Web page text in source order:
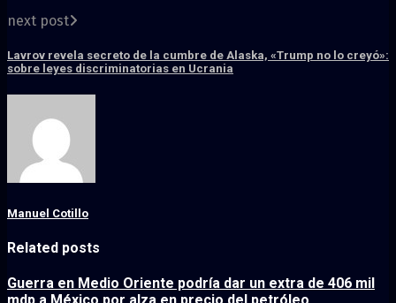
next post
Lavrov revela secreto de la cumbre de Alaska, «Trump no lo creyó»:
sobre leyes discriminatorias en Ucrania
Manuel Cotillo
Related posts
Guerra en Medio Oriente podría dar un extra de 406 mil